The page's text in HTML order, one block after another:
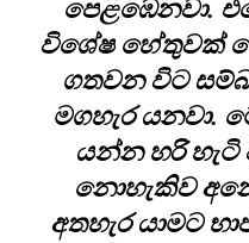
පෙළඹෙනවා.
විශේෂ හේතුවක්
ගතවන විට
මගහැර යනවා.
යන්න හරි හැටි
නොහැකිව
අතහැර යාමට